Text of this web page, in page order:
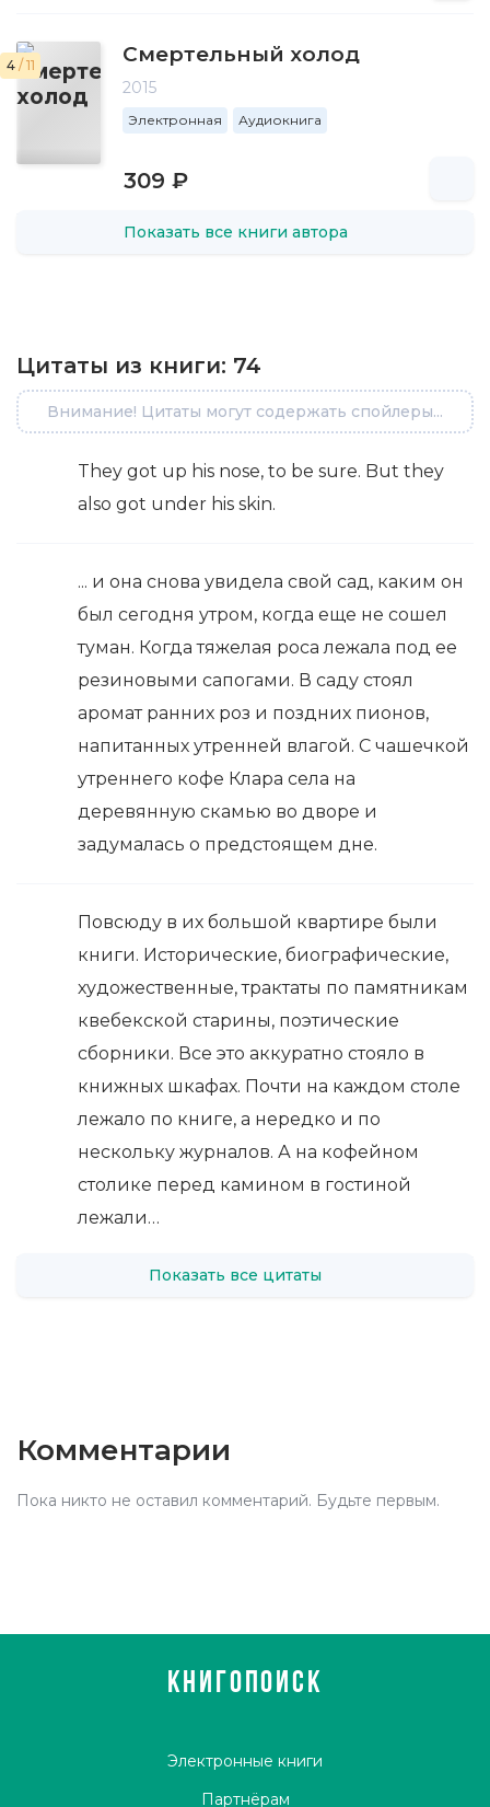
4 / 11 Смертельный холод
2015
Электронная Аудиокнига
309 ₽
Показать все книги автора
Цитаты из книги: 74
Внимание! Цитаты могут содержать спойлеры...
They got up his nose, to be sure. But they
also got under his skin.
... и она снова увидела свой сад, каким он
был сегодня утром, когда еще не сошел
туман. Когда тяжелая роса лежала под ее
резиновыми сапогами. В саду стоял
аромат ранних роз и поздних пионов,
напитанных утренней влагой. С чашечкой
утреннего кофе Клара села на
деревянную скамью во дворе и
задумалась о предстоящем дне.
Повсюду в их большой квартире были
книги. Исторические, биографические,
художественные, трактаты по памятникам
квебекской старины, поэтические
сборники. Все это аккуратно стояло в
книжных шкафах. Почти на каждом столе
лежало по книге, а нередко и по
нескольку журналов. А на кофейном
столике перед камином в гостиной
лежали…
Показать все цитаты
Комментарии
Пока никто не оставил комментарий. Будьте первым.
КНИГОПОИСК
Электронные книги
Партнёрам